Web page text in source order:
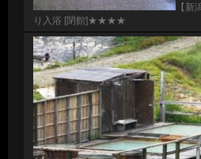
【
り入浴 [閉館]★★★★